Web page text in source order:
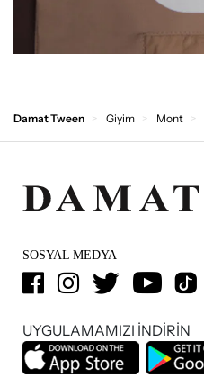
Damat Tween Giyim Mont
SOSYAL MEDYA
UYGULAMAMIZI İNDİRİN